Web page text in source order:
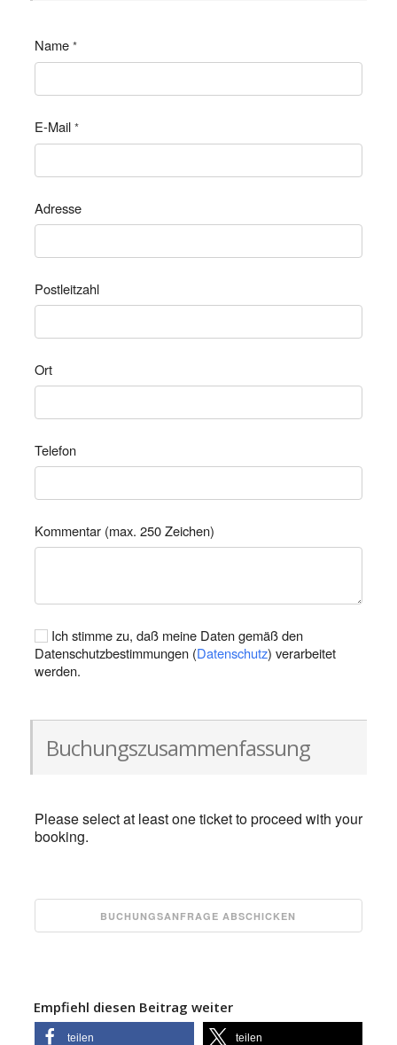
Name *
E-Mail *
Adresse
Postleitzahl
Ort
Telefon
Kommentar (max. 250 Zeichen)
Ich stimme zu, daß meine Daten gemäß den
Datenschutzbestimmungen (Datenschutz) verarbeitet
werden.
Buchungszusammenfassung
Please select at least one ticket to proceed with your
booking.
Empfiehl diesen Beitrag weiter
teilen teilen